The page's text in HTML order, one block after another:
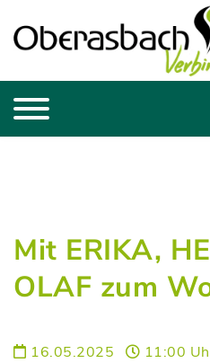
Mit ERIKA,
OLAF zum
16.05.2025 11:00